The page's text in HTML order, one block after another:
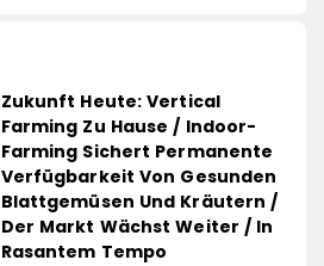
Zukunft Heute: Vertical
Farming Zu Hause / Indoor-
Farming Sichert Permanente
Verfügbarkeit Von Gesunden
Blattgemüsen Und Kräutern /
Der Markt Wächst Weiter / In
Rasantem Tempo